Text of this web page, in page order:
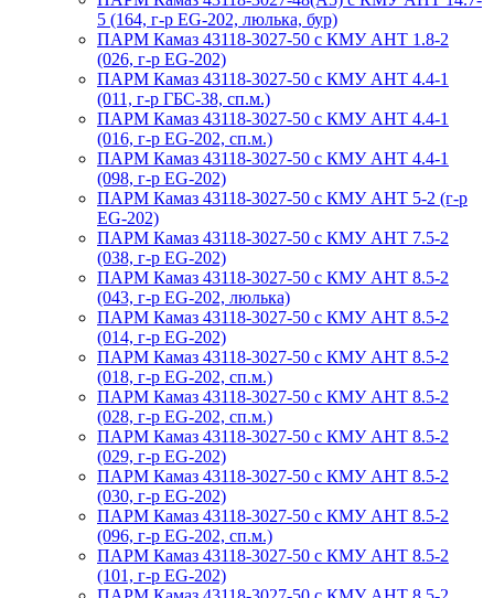
5 (164, г-р EG-202, люлька, бур)
ПАРМ Камаз 43118-3027-50 с КМУ АНТ 1.8-2
(026, г-р EG-202)
ПАРМ Камаз 43118-3027-50 с КМУ АНТ 4.4-1
(011, г-р ГБС-38, сп.м.)
ПАРМ Камаз 43118-3027-50 с КМУ АНТ 4.4-1
(016, г-р EG-202, сп.м.)
ПАРМ Камаз 43118-3027-50 с КМУ АНТ 4.4-1
(098, г-р EG-202)
ПАРМ Камаз 43118-3027-50 с КМУ АНТ 5-2 (г-р
EG-202)
ПАРМ Камаз 43118-3027-50 с КМУ АНТ 7.5-2
(038, г-р EG-202)
ПАРМ Камаз 43118-3027-50 с КМУ АНТ 8.5-2
(043, г-р EG-202, люлька)
ПАРМ Камаз 43118-3027-50 с КМУ АНТ 8.5-2
(014, г-р EG-202)
ПАРМ Камаз 43118-3027-50 с КМУ АНТ 8.5-2
(018, г-р EG-202, сп.м.)
ПАРМ Камаз 43118-3027-50 с КМУ АНТ 8.5-2
(028, г-р EG-202, сп.м.)
ПАРМ Камаз 43118-3027-50 с КМУ АНТ 8.5-2
(029, г-р EG-202)
ПАРМ Камаз 43118-3027-50 с КМУ АНТ 8.5-2
(030, г-р EG-202)
ПАРМ Камаз 43118-3027-50 с КМУ АНТ 8.5-2
(096, г-р EG-202, сп.м.)
ПАРМ Камаз 43118-3027-50 с КМУ АНТ 8.5-2
(101, г-р EG-202)